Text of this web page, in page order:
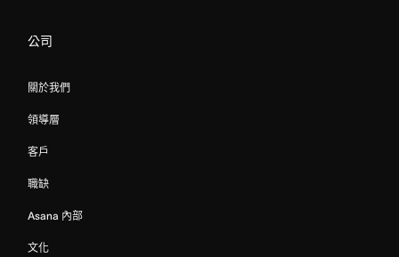
公司
關於我們
領導層
客戶
職缺
Asana 內部
文化